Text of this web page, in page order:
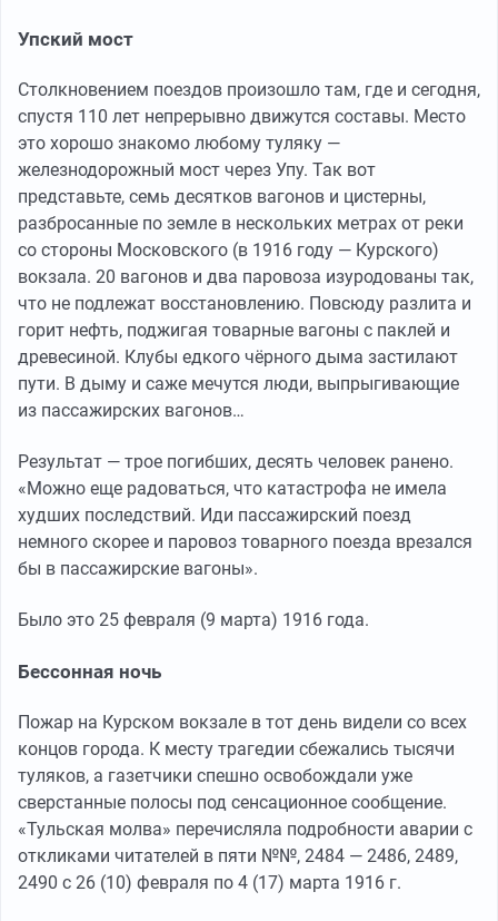
Упский мост
Столкновением поездов произошло там, где и сегодня,
спустя 110 лет непрерывно движутся составы. Место
это хорошо знакомо любому туляку —
железнодорожный мост через Упу. Так вот
представьте, семь десятков вагонов и цистерны,
разбросанные по земле в нескольких метрах от реки
со стороны Московского (в 1916 году — Курского)
вокзала. 20 вагонов и два паровоза изуродованы так,
что не подлежат восстановлению. Повсюду разлита и
горит нефть, поджигая товарные вагоны с паклей и
древесиной. Клубы едкого чёрного дыма застилают
пути. В дыму и саже мечутся люди, выпрыгивающие
из пассажирских вагонов…
Результат — трое погибших, десять человек ранено.
«Можно еще радоваться, что катастрофа не имела
худших последствий. Иди пассажирский поезд
немного скорее и паровоз товарного поезда врезался
бы в пассажирские вагоны».
Было это 25 февраля (9 марта) 1916 года.
Бессонная ночь
Пожар на Курском вокзале в тот день видели со всех
концов города. К месту трагедии сбежались тысячи
туляков, а газетчики спешно освобождали уже
сверстанные полосы под сенсационное сообщение.
«Тульская молва» перечисляла подробности аварии с
откликами читателей в пяти №№, 2484 — 2486, 2489,
2490 с 26 (10) февраля по 4 (17) марта 1916 г.